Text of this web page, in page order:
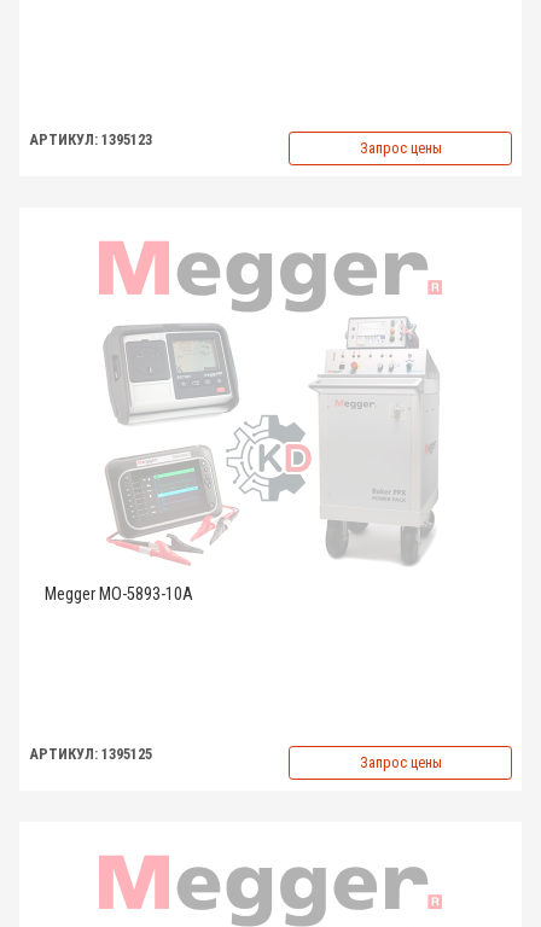
АРТИКУЛ: 1395123 Запрос цены
Megger MO-5893-10A
АРТИКУЛ: 1395125 Запрос цены